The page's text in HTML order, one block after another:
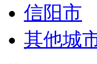
信阳市
其他城